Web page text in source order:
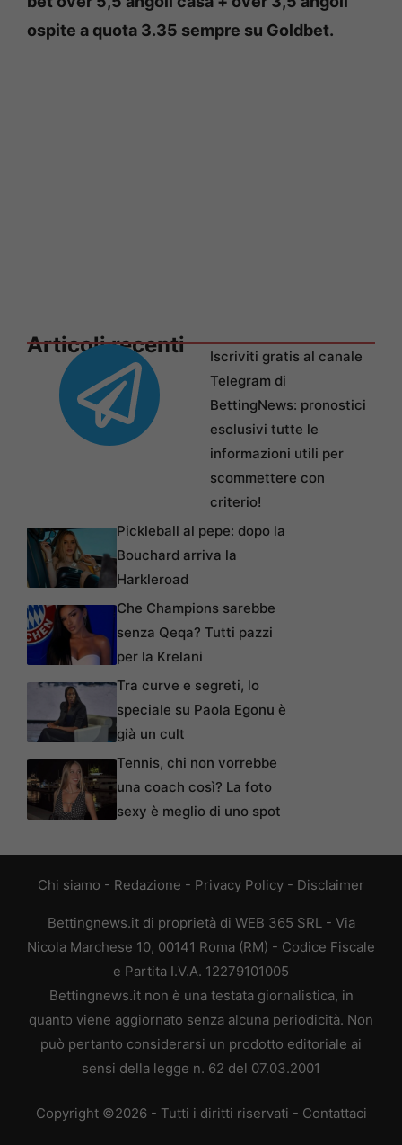
ospite a quota 3.35 sempre su Goldbet.
Articoli recenti
Iscriviti gratis al canale
Telegram di
BettingNews: pronostici
esclusivi tutte le
informazioni utili per
scommettere con
criterio!
Pickleball al pepe: dopo la
Bouchard arriva la
Harkleroad
Che Champions sarebbe
senza Qeqa? Tutti pazzi
per la Krelani
Tra curve e segreti, lo
speciale su Paola Egonu è
già un cult
Tennis, chi non vorrebbe
una coach così? La foto
sexy è meglio di uno spot
Chi siamo - Redazione - Privacy Policy - Disclaimer
Bettingnews.it di proprietà di WEB 365 SRL - Via
Nicola Marchese 10, 00141 Roma (RM) - Codice Fiscale
e Partita I.V.A. 12279101005
Bettingnews.it non è una testata giornalistica, in
quanto viene aggiornato senza alcuna periodicità. Non
può pertanto considerarsi un prodotto editoriale ai
sensi della legge n. 62 del 07.03.2001
Copyright ©2026 - Tutti i diritti riservati - Contattaci